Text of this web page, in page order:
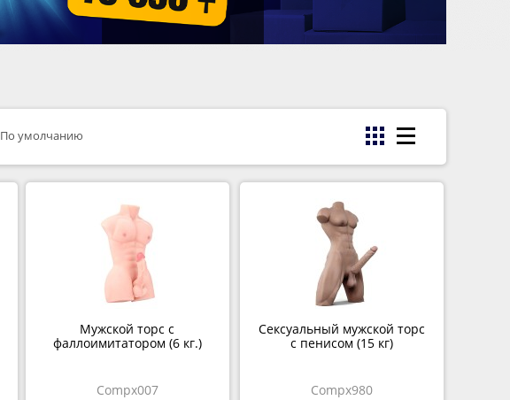
По умолчанию
Мужской торс с
фаллоимитатором (6 кг.)
Compx007
Сексуальный мужской торс
с пенисом (15 кг)
Compx980